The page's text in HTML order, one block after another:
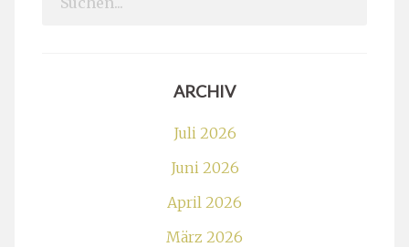
ARCHIV
Juli 2026
Juni 2026
April 2026
März 2026